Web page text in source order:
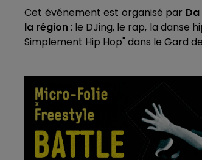
Cet événement est organisé par
la région : le DJing, le rap, la danse
Simplement Hip Hop" dans le Gard